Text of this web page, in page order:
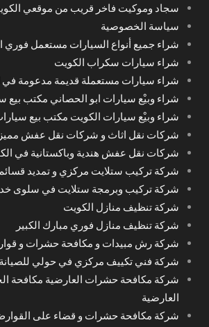
سجاد وموكيت فاخر قريب من موقعي
سياسة الخصوصية
شراء جميع أنواع السيارات مستعمل فوري
شراء سيارات سكراب الكويت
شراء سيارات مستعملة قديمة مدعومة في
شراء وبيْع سيارات ابو الحصاني مكتب بيع
شراء وبيْع سيارات الكويت مكتب بيع
شركات نقل اثاث و شركات نقل عفش
شركات نقل عفش هندية وباكستانية في
شركة تركيب ستلايت مركزي و تمديد
شركة تركيب وبرمجة ستلايت في سلوى
شركة تنظيف منازل الكويت
شركة تنظيف منازل فوري مبارك الكبير
شركة رش مبيدات و مكافحة حشرات و
شركة فني تكييف مركزي في حولي للصيانة
شركة مكافحة حشرات العارضية مكافحة
العارضية
شركة مكافحة حشرات و قضاء على